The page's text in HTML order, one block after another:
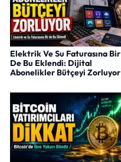
Elektrik Ve Su Faturasına Bir
De Bu Eklendi: Dijital
Abonelikler Bütçeyi Zorluyor